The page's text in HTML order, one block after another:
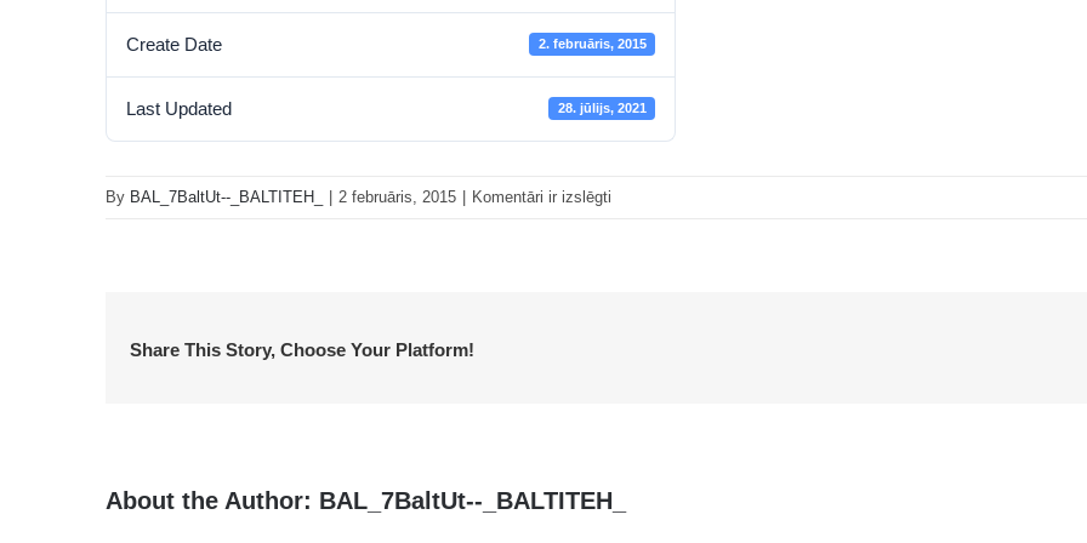
Create Date 2. februāris, 2015
Last Updated 28. jūlijs, 2021
By BAL_7BaltUt--_BALTITEH_ 2 februāris, 2015 Komentāri ir izslēgti
Share This Story, Choose Your Platform!
About the Author: BAL_7BaltUt--_BALTITEH_